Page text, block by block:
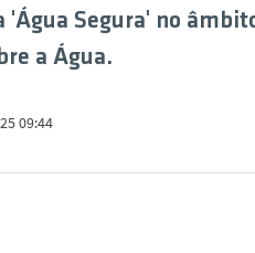
'Água Segura' no
a Água.
09:44